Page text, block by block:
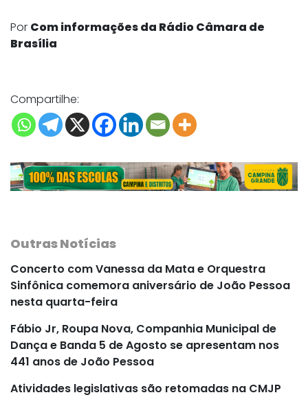
Por Com informações da Rádio Câmara de
Brasília
Compartilhe:
Outras Notícias
Concerto com Vanessa da Mata e Orquestra
Sinfônica comemora aniversário de João Pessoa
nesta quarta-feira
Fábio Jr, Roupa Nova, Companhia Municipal de
Dança e Banda 5 de Agosto se apresentam nos
441 anos de João Pessoa
Atividades legislativas são retomadas na CMJP